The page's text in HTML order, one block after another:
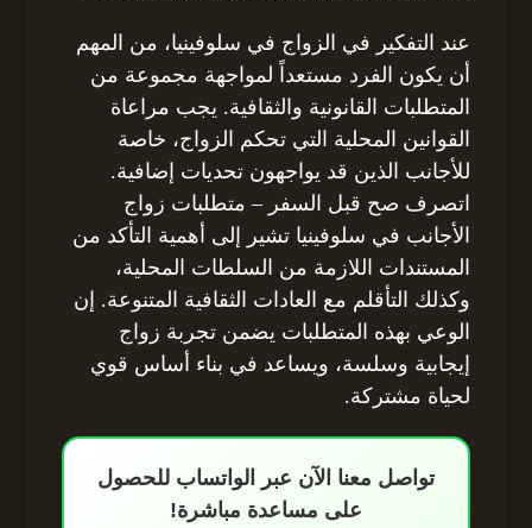
عند التفكير في الزواج في سلوفينيا، من المهم
أن يكون الفرد مستعداً لمواجهة مجموعة من
المتطلبات القانونية والثقافية. يجب مراعاة
القوانين المحلية التي تحكم الزواج، خاصة
للأجانب الذين قد يواجهون تحديات إضافية.
اتصرف صح قبل السفر – متطلبات زواج
الأجانب في سلوفينيا تشير إلى أهمية التأكد من
المستندات اللازمة من السلطات المحلية،
وكذلك التأقلم مع العادات الثقافية المتنوعة. إن
الوعي بهذه المتطلبات يضمن تجربة زواج
إيجابية وسلسة، ويساعد في بناء أساس قوي
لحياة مشتركة.
تواصل معنا الآن عبر الواتساب للحصول
على مساعدة مباشرة!